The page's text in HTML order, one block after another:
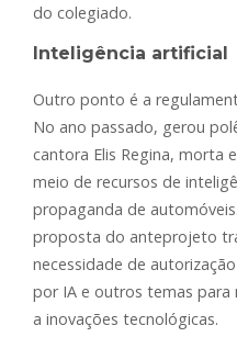
do colegiado.
Inteligência artificial
Outro ponto é a
No ano passado, gerou
cantora Elis Regina, morta
meio de recursos de
propaganda de
proposta do anteprojeto
necessidade de
por IA e outros temas para
a inovações tecnológicas.